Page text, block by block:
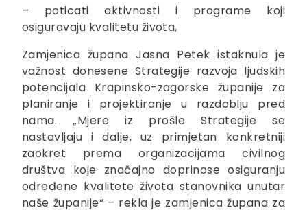
– poticati aktivnosti i programe koji
osiguravaju kvalitetu života,
Zamjenica župana Jasna Petek istaknula je
važnost donesene Strategije razvoja ljudskih
potencijala Krapinsko-zagorske županije za
planiranje i projektiranje u razdoblju pred
nama. „Mjere iz prošle Strategije se
nastavljaju i dalje, uz primjetan konkretniji
zaokret prema organizacijama civilnog
društva koje značajno doprinose osiguranju
određene kvalitete života stanovnika unutar
naše županije“ – rekla je zamjenica župana za